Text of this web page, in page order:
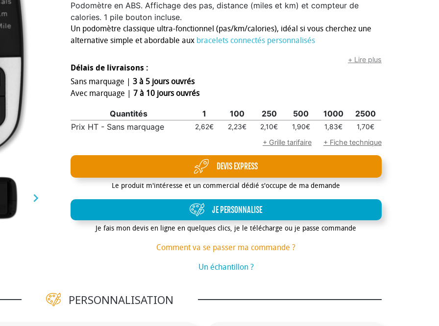

Podomètre en ABS. Affichage des pas, distance (miles et km) et compteur de
calories. 1 pile bouton incluse.
Un podomètre classique ultra-fonctionnel (pas/km/calories), idéal si vous cherchez une
alternative simple et abordable aux bracelets connectés personnalisés
+ Lire plus
Délais de livraisons :
Sans marquage | 3 à 5 jours ouvrés
Avec marquage | 7 à 10 jours ouvrés
Quantités 1 100 250 500 1000
2500
Prix HT - Sans marquage
2,62€ 2,23€ 2,10€ 1,90€ 1,83€
1,70€
+ Grille tarifaire
+ Fiche technique
DEVIS EXPRESS
Le produit m'intéresse et un commercial dédié s'occupe de ma demande
JE PERSONNALISE
Je fais mon devis en ligne en quelques clics, je le télécharge ou je passe commande
Comment va se passer ma commande ?
Un échantillon ?
PERSONNALISATION